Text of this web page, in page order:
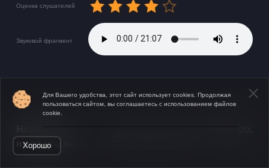
Оценка слушателей
Звуковой фрагмент
ни на что не похоже.
Для Вашего удобства, этот сайт использует cookies. Продолжая
пользоваться сайтом, вы соглашаетесь с использованием файлов
cookie.
Хорошо